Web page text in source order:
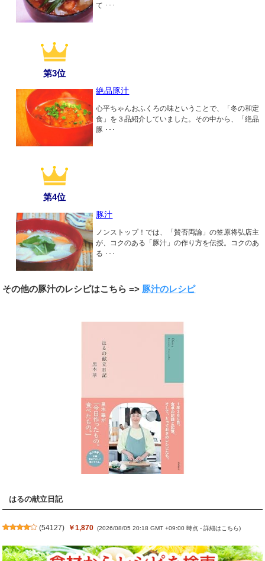
て ･･･
第3位
絶品豚汁
心平ちゃんおふくろの味ということで、「冬の和定
食」を３品紹介していました。その中から、「絶品
豚 ･･･
第4位
豚汁
ノンストップ！では、「賛否両論」の笠原将弘店主
が、コクのある「豚汁」の作り方を伝授。コクのあ
る ･･･
その他の豚汁のレシピはこちら => 豚汁のレシピ
はるの献立日記
(54127) ￥1,870 (2026/08/05 20:18 GMT +09:00 時点 -詳細はこちら)